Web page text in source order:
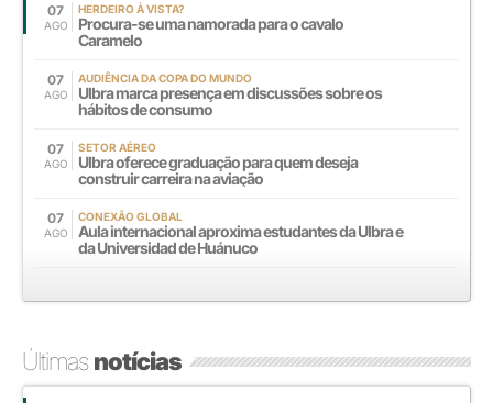
07
AGO
HERDEIRO À VISTA?
Procura-se uma namorada para o cavalo
Caramelo
07
AGO
AUDIÊNCIA DA COPA DO MUNDO
Ulbra marca presença em discussões sobre os
hábitos de consumo
07
AGO
SETOR AÉREO
Ulbra oferece graduação para quem deseja
construir carreira na aviação
07
AGO
CONEXÃO GLOBAL
Aula internacional aproxima estudantes da Ulbra e
da Universidad de Huánuco
Últimasnotícias